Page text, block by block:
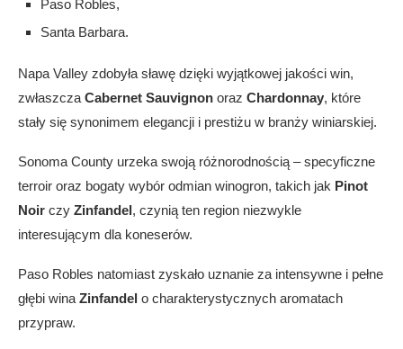
Paso Robles,
Santa Barbara.
Napa Valley zdobyła sławę dzięki wyjątkowej jakości win,
zwłaszcza Cabernet Sauvignon oraz Chardonnay, które
stały się synonimem elegancji i prestiżu w branży winiarskiej.
Sonoma County urzeka swoją różnorodnością – specyficzne
terroir oraz bogaty wybór odmian winogron, takich jak Pinot
Noir czy Zinfandel, czynią ten region niezwykle
interesującym dla koneserów.
Paso Robles natomiast zyskało uznanie za intensywne i pełne
głębi wina Zinfandel o charakterystycznych aromatach
przypraw.